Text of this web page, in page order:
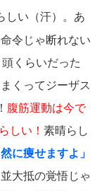
しい（汗）。あ
令じゃ断れない
くらいだった
くってジーザス
腹筋運動は今で
しい！ 素晴らし
に痩せますよ」
大抵の覚悟じゃ